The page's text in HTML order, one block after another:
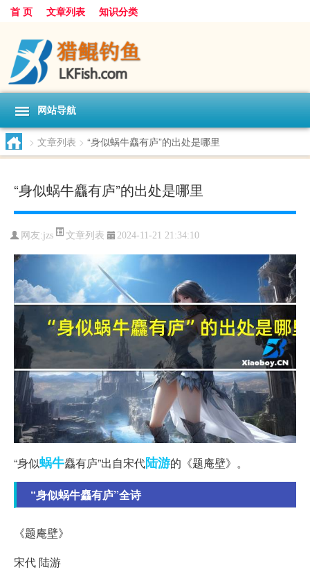
首 页 文章列表 知识分类
网站导航
> 文章列表 > “身似蜗牛麤有庐”的出处是哪里
“身似蜗牛麤有庐”的出处是哪里
网友:jzs 文章列表 2024-11-21 21:34:10
“身似蜗牛麤有庐”出自宋代陆游的《题庵壁》。
“身似蜗牛麤有庐”全诗
《题庵壁》
宋代 陆游